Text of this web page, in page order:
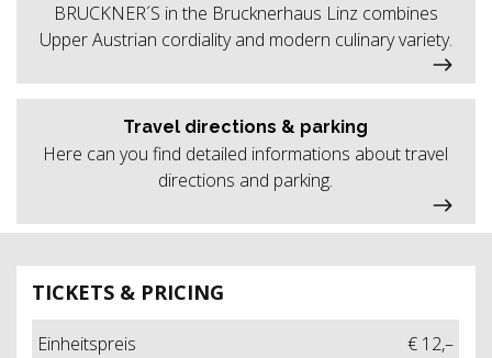
TICKETS & PRICING
Einheitspreis € 12,–
BRUCKNER´S in the Brucknerhaus Linz combines
Upper Austrian cordiality and modern culinary variety.
Travel directions & parking
Here can you find detailed informations about travel
directions and parking.